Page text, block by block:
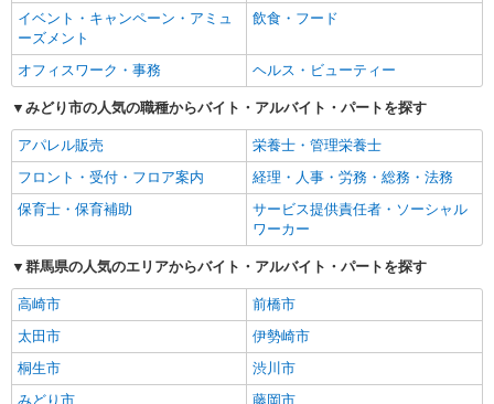
イベント・キャンペーン・アミュ
ーズメント
飲食・フード
オフィスワーク・事務 ヘルス・ビューティー
みどり市の人気の職種からバイト・アルバイト・パートを探す
アパレル販売
栄養士・管理栄養士
フロント・受付・フロア案内
経理・人事・労務・総務・法務
保育士・保育補助
サービス提供責任者・ソーシャル
ワーカー
群馬県の人気のエリアからバイト・アルバイト・パートを探す
高崎市
前橋市
太田市
伊勢崎市
桐生市
渋川市
みどり市
藤岡市